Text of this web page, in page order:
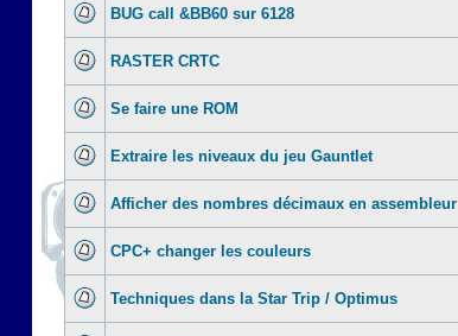
BUG call &BB60 sur 6128
RASTER CRTC
Se faire une ROM
Extraire les niveaux du jeu Gauntlet
Afficher des nombres décimaux en assembleur
CPC+ changer les couleurs
Techniques dans la Star Trip / Optimus